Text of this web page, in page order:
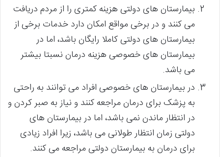
بیمارستان های دولتی هزینه کمتری را از مردم دریافت
می کنند و در برخی مواقع امکان دارد خدمات برخی از
بیمارستان های دولتی کاملا رایگان باشد، اما در
بیمارستان های خصوصی هزینه درمان نسبتا بیشتر
می باشد.
در بیمارستان های خصوصی افراد می توانند به راحتی
به پزشک برای درمان مراجعه کنند و نیاز به صبر کردن و
در انتظار ماندن نمی باشد، اما در بیمارستان های
دولتی زمان انتظار طولانی می باشد، زیرا افراد زیادی
برای درمان به بیمارستان دولتی مراجعه می کنند.